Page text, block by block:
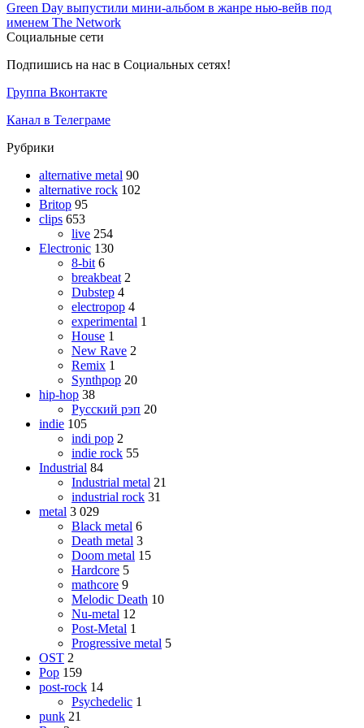
Green Day выпустили мини-альбом в жанре нью-вейв под
именем The Network
Социальные сети
Подпишись на нас в Социальных сетях!
Группа Вконтакте
Канал в Телеграме
Рубрики
alternative metal 90
alternative rock 102
Britop 95
clips 653
live 254
Electronic 130
8-bit 6
breakbeat 2
Dubstep 4
electropop 4
experimental 1
House 1
New Rave 2
Remix 1
Synthpop 20
hip-hop 38
Русский рэп 20
indie 105
indi pop 2
indie rock 55
Industrial 84
Industrial metal 21
industrial rock 31
metal 3 029
Black metal 6
Death metal 3
Doom metal 15
Hardcore 5
mathcore 9
Melodic Death 10
Nu-metal 12
Post-Metal 1
Progressive metal 5
OST 2
Pop 159
post-rock 14
Psychedelic 1
punk 21